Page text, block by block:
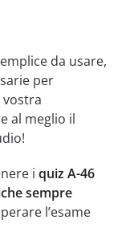
da usare,
per
al meglio il
i quiz A-46
sempre
l’esame